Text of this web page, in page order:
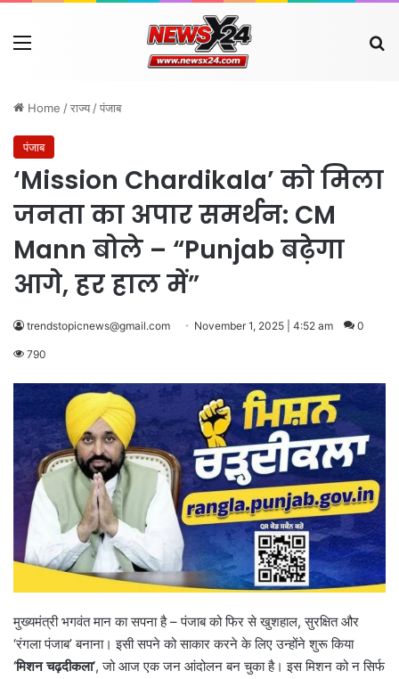
Menu
Home /राज्य /पंजाब
पंजाब
‘Mission Chardikala’ को मिला
जनता का अपार समर्थन: CM
Mann बोले – “Punjab बढ़ेगा
आगे, हर हाल में”
trendstopicnews@gmail.com November 1, 2025 | 4:52 am 0
790
मुख्यमंत्री भगवंत मान का सपना है – पंजाब को फिर से खुशहाल, सुरक्षित और
‘रंगला पंजाब’ बनाना। इसी सपने को साकार करने के लिए उन्होंने शुरू किया
‘मिशन चढ़दीकला’, जो आज एक जन आंदोलन बन चुका है। इस मिशन को न सिर्फ